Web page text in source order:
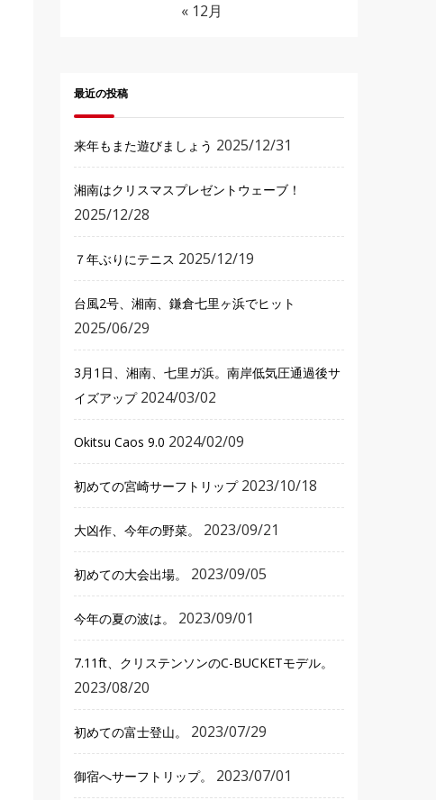
« 12月
最近の投稿
来年もまた遊びましょう 2025/12/31
湘南はクリスマスプレゼントウェーブ！
2025/12/28
７年ぶりにテニス 2025/12/19
台風2号、湘南、鎌倉七里ヶ浜でヒット
2025/06/29
3月1日、湘南、七里ガ浜。南岸低気圧通過後サ
イズアップ 2024/03/02
Okitsu Caos 9.0 2024/02/09
初めての宮崎サーフトリップ 2023/10/18
大凶作、今年の野菜。 2023/09/21
初めての大会出場。 2023/09/05
今年の夏の波は。 2023/09/01
7.11ft、クリステンソンのC-BUCKETモデル。
2023/08/20
初めての富士登山。 2023/07/29
御宿へサーフトリップ。 2023/07/01